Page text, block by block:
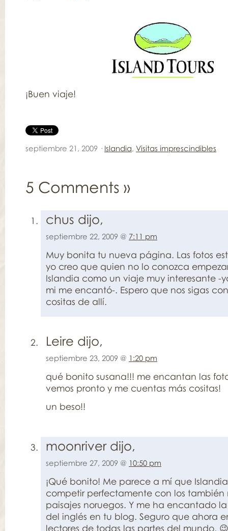
¡Buen viaje!
septiembre 21, 2009 · Islandia, Visitas imprescindibles
5 Comments »
chus dijo,
septiembre 22, 2009 @ 7:11 pm
Muy bonita tu nueva página. Las fotos
yo creo que quien no lo conozca
Islandia como un viaje muy interesante -
mi me encantó-. Espero que nos sigas
cositas de allí.
Leire dijo,
septiembre 23, 2009 @ 1:20 pm
qué bonito susana!!! me encantan las
vemos pronto y me cuentas más cositas!
un beso!!
moonriver dijo,
septiembre 27, 2009 @ 10:50 pm
¡Qué bonito! Me parece a mí que
competir perfectamente con los también
paisajes noruegos. Y me ha encantado
del inglés en tu blog. Seguro que ahora
lectores de todas las partes del mundo. 😉